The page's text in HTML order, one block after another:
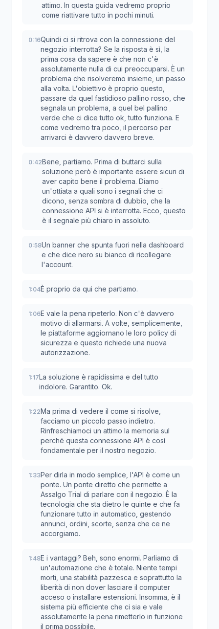
attimo. In questa guida vedremo proprio
come riattivare tutto in pochi minuti.
0:16Quindi ci si ritrova con la connessione del
negozio interrotta? Se la risposta è sì, la
prima cosa da sapere è che non c'è
assolutamente nulla di cui preoccuparsi. È un
problema che risolveremo insieme, un passo
alla volta. L'obiettivo è proprio questo,
passare da quel fastidioso pallino rosso, che
segnala un problema, a quel bel pallino
verde che ci dice tutto ok, tutto funziona. E
come vedremo tra poco, il percorso per
arrivarci è davvero davvero breve.
0:42Bene, partiamo. Prima di buttarci sulla
soluzione però è importante essere sicuri di
aver capito bene il problema. Diamo
un'ottiata a quali sono i segnali che ci
dicono, senza sombra di dubbio, che la
connessione API si è interrotta. Ecco, questo
è il segnale più chiaro in assoluto.
0:58Un banner che spunta fuori nella dashboard
e che dice nero su bianco di ricollegare
l'account.
1:04È proprio da qui che partiamo.
1:06E vale la pena ripeterlo. Non c'è davvero
motivo di allarmarsi. A volte, semplicemente,
le piattaforme aggiornano le loro policy di
sicurezza e questo richiede una nuova
autorizzazione.
1:17La soluzione è rapidissima e del tutto
indolore. Garantito. Ok.
1:22Ma prima di vedere il come si risolve,
facciamo un piccolo passo indietro.
Rinfreschiamoci un attimo la memoria sul
perché questa connessione API è così
fondamentale per il nostro negozio.
1:33Per dirla in modo semplice, l'API è come un
ponte. Un ponte diretto che permette a
Assalgo Trial di parlare con il negozio. È la
tecnologia che sta dietro le quinte e che fa
funzionare tutto in automatico, gestendo
annunci, ordini, scorte, senza che ce ne
accorgiamo.
1:48E i vantaggi? Beh, sono enormi. Parliamo di
un'automazione che è totale. Niente tempi
morti, una stabilità pazzesca e soprattutto la
liberità di non dover lasciare il computer
acceso o installare estensioni. Insomma, è il
sistema più efficiente che ci sia e vale
assolutamente la pena rimetterlo in funzione
il prima possibile.